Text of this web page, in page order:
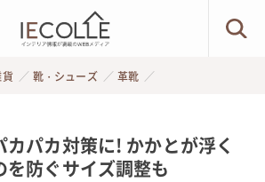
靴・シューズ 革靴
カパカ対策に! かかとが浮く
防ぐサイズ調整も